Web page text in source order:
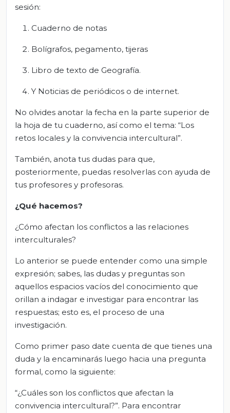
sesión:
Cuaderno de notas
Bolígrafos, pegamento, tijeras
Libro de texto de Geografía.
Y Noticias de periódicos o de internet.
No olvides anotar la fecha en la parte superior de
la hoja de tu cuaderno, así como el tema: “Los
retos locales y la convivencia intercultural”.
También, anota tus dudas para que,
posteriormente, puedas resolverlas con ayuda de
tus profesores y profesoras.
¿Qué hacemos?
¿Cómo afectan los conflictos a las relaciones
interculturales?
Lo anterior se puede entender como una simple
expresión; sabes, las dudas y preguntas son
aquellos espacios vacíos del conocimiento que
orillan a indagar e investigar para encontrar las
respuestas; esto es, el proceso de una
investigación.
Como primer paso date cuenta de que tienes una
duda y la encaminarás luego hacia una pregunta
formal, como la siguiente:
“¿Cuáles son los conflictos que afectan la
convivencia intercultural?”. Para encontrar